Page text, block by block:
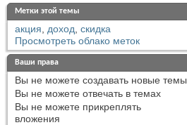
Метки этой темы
акция, доход, скидка
Просмотреть облако меток
Ваши права
Вы не можете создавать новые темы
Вы не можете отвечать в темах
Вы не можете прикреплять
вложения